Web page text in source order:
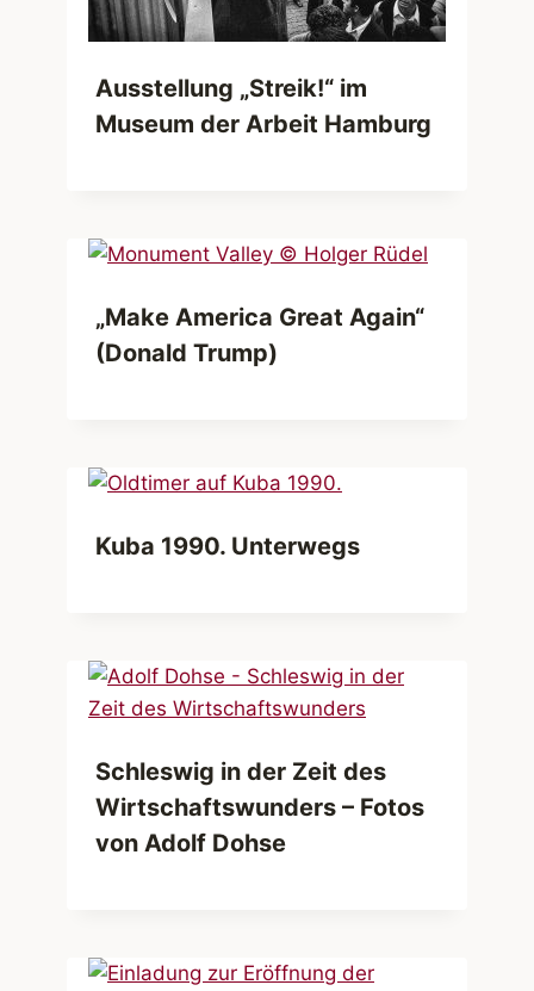
Ausstellung „Streik!“ im
Museum der Arbeit Hamburg
„Make America Great Again“
(Donald Trump)
Kuba 1990. Unterwegs
Schleswig in der Zeit des
Wirtschaftswunders – Fotos
von Adolf Dohse